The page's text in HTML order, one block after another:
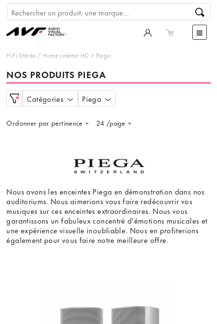
HiFi Stéréo / Home cinéma HD > Piega
NOS PRODUITS PIEGA
Catégories Piega
Ordonner par pertinence 24 /page
Nous avons les enceintes Piega en démonstration dans nos
auditoriums. Nous aimerions vous faire redécouvrir vos
musiques sur ces enceintes extraordinaires. Nous vous
garantissons un fabuleux concentré d'émotions musicales et
une expérience visuelle inoubliable. Nous en profiterions
également pour vous faire notre meilleure offre.